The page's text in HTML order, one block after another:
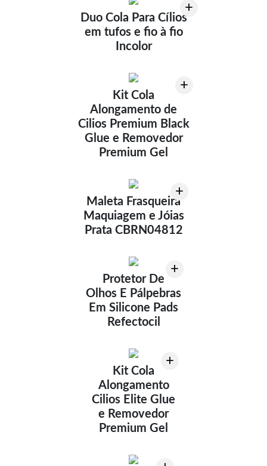
+
Duo Cola Para Cílios
em tufos e fio à fio
Incolor
+
Kit Cola
Alongamento de
Cilios Premium Black
Glue e Removedor
Premium Gel
+
Maleta Frasqueira
Maquiagem e Jóias
Prata CBRN04812
+
Protetor De
Olhos E Pálpebras
Em Silicone Pads
Refectocil
+
Kit Cola
Alongamento
Cilios Elite Glue
e Removedor
Premium Gel